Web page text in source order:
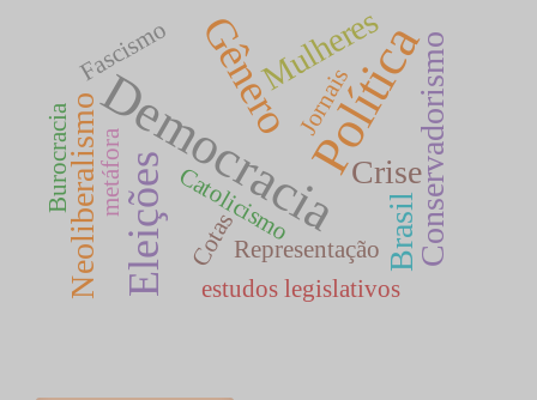
DemocraciaPolítica
Eleições
Gênero Conservadorismo
Mulheres
Crise
Brasil
Neoliberalismo Representação
Catolicismo
metáfora
Fascismo
estudos legislativos
Cotas
Jornais
Burocracia